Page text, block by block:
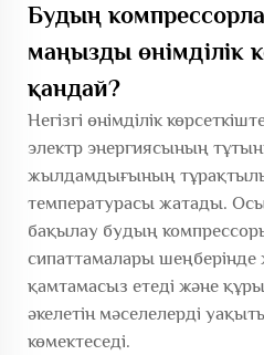
Будың
маңызды өнімділік
қандай?
Негізгі өнімділік
электр энергиясының
жылдамдығының
температурасы жатады.
бақылау будың
сипаттамалары шеңберінде
қамтамасыз етеді және
әкелетін мәселелерді
көмектеседі.